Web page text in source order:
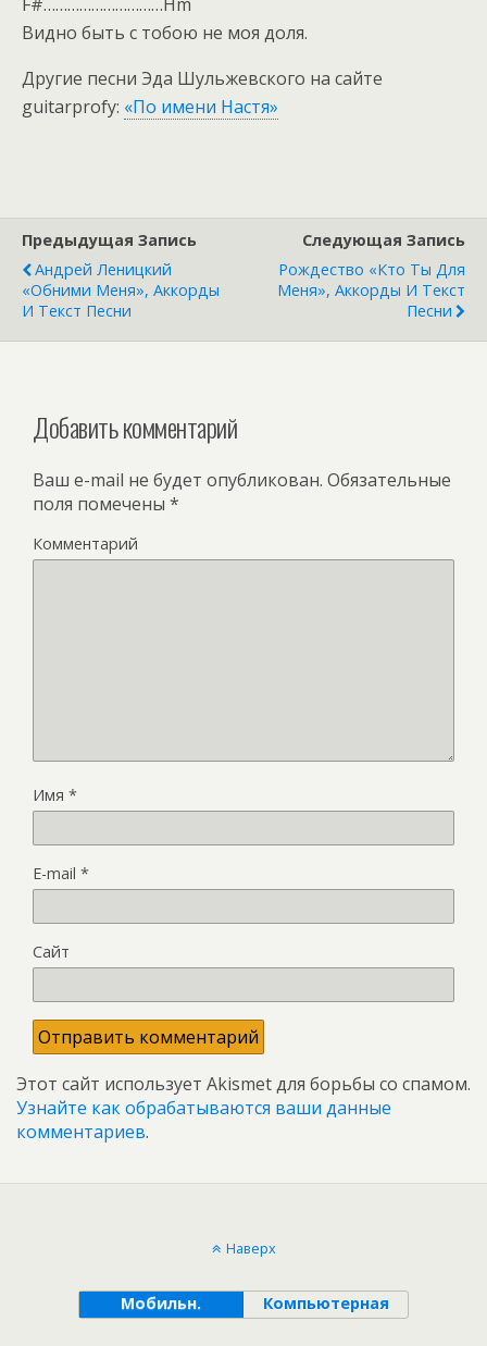
Видно быть с тобою не моя доля.
Другие песни Эда Шульжевского на сайте
guitarprofy: «По имени Настя»
Предыдущая Запись
Андрей Леницкий
«Обними Меня», Аккорды
И Текст Песни
Следующая Запись
Рождество «Кто Ты Для
Меня», Аккорды И Текст
Песни
Добавить комментарий
Ваш e-mail не будет опубликован. Обязательные
поля помечены *
Комментарий
Имя *
E-mail *
Сайт
Этот сайт использует Akismet для борьбы со спамом.
Узнайте как обрабатываются ваши данные
комментариев.
Наверх
Мобильн. Компьютерная